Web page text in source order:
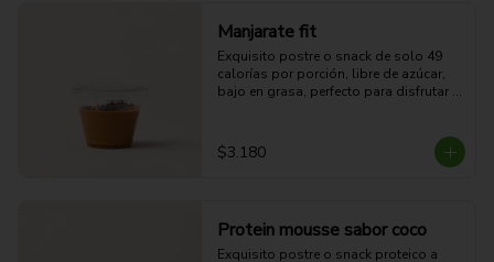
Manjarate fit
Exquisito postre o snack de solo 49
calorías por porción, libre de azúcar,
bajo en grasa, perfecto para disfrutar
$3.180
Protein mousse sabor coco
Exquisito postre o snack proteico a